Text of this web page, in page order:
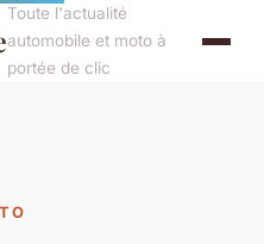
Toute l'actualité
automobile et moto à
portée de clic